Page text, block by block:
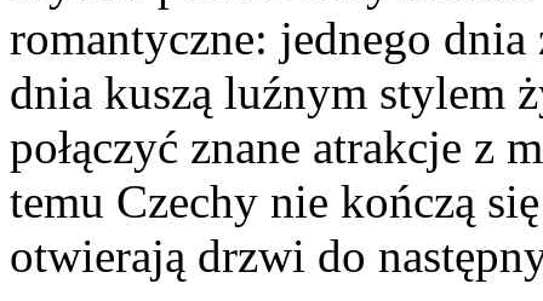
romantyczne: jednego
dnia kuszą luźnym stylem
połączyć znane atrakcje z
temu Czechy nie kończą
otwierają drzwi do